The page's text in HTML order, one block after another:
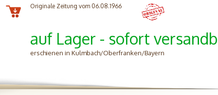
Originale Zeitung vom 06.08.1966
auf Lager - sofort
erschienen in Kulmbach/Oberfranken/Bayern